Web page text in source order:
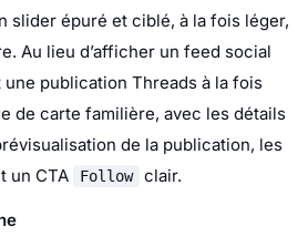
carte sociale familière : la carte
d’une publication Threads
le format instantanément
: le nom du compte, le
la marque de vérification et